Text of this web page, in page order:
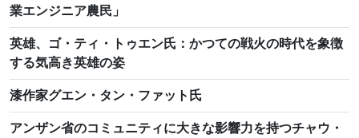
業エンジニア農民」
英雄、ゴ・ティ・トゥエン氏：かつての戦火の時代を象徴
する気高き英雄の姿
漆作家グエン・タン・ファット氏
アンザン省のコミュニティに大きな影響力を持つチャウ・